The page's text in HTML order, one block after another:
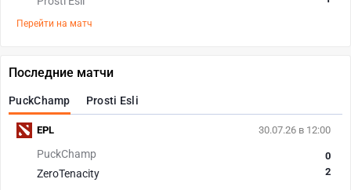
Перейти на матч
Последние матчи
PuckChamp Prosti Esli
30.07.26 в 12:00
PuckChamp
ZeroTenacity
0
2
EPL